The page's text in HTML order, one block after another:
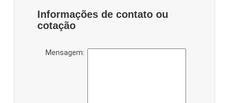
Informações de contato ou
cotação
Mensagem: